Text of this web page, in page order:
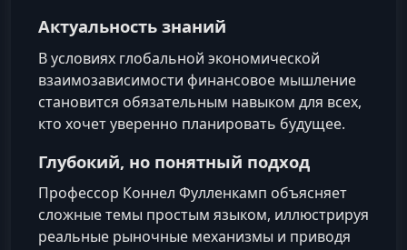
Актуальность знаний
В условиях глобальной экономической
взаимозависимости финансовое мышление
становится обязательным навыком для всех,
кто хочет уверенно планировать будущее.
Глубокий, но понятный подход
Профессор Коннел Фулленкамп объясняет
сложные темы простым языком, иллюстрируя
реальные рыночные механизмы и приводя